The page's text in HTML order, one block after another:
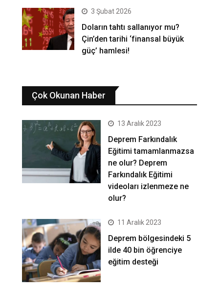
3 Şubat 2026
Doların tahtı sallanıyor mu?
Çin’den tarihi ‘finansal büyük
güç’ hamlesi!
Çok Okunan Haber
13 Aralık 2023
Deprem Farkındalık
Eğitimi tamamlanmazsa
ne olur? Deprem
Farkındalık Eğitimi
videoları izlenmeze ne
olur?
11 Aralık 2023
Deprem bölgesindeki 5
ilde 40 bin öğrenciye
eğitim desteği